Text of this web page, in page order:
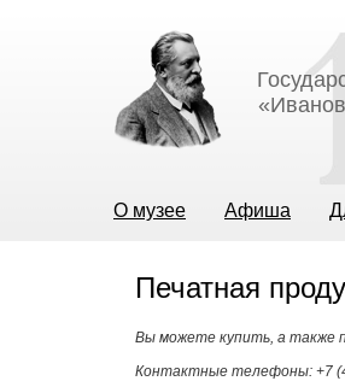
О музее Афиша
Печатная
Вы можете купить, а также
Контактные телефоны: +7